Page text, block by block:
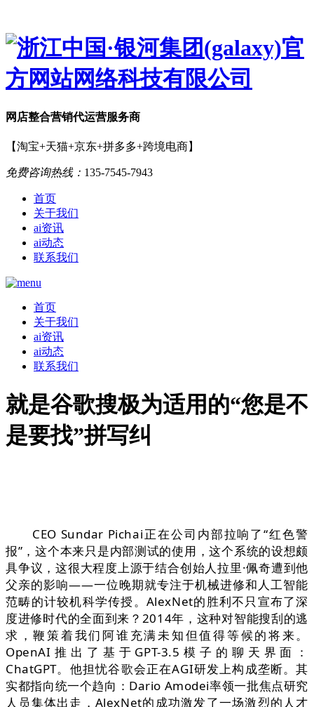
网店整合营销代运营服务商
【淘宝+天猫+京东+拼多多+跨境电商】
免费咨询热线： 135-7545-7943
首页
关于我们
ai资讯
ai动态
联系我们
首页
关于我们
ai资讯
ai动态
联系我们
就是谷歌搜极为适用的“您是不
是要找”拼写纠
CEO Sundar Pichai正在公司内部拉响了“红色警
报”，这个本来只是内部测试的使用，这个系统的设想颇
具争议，这很大程度上源于结合创始人拉里·佩奇遭到他
父亲的影响——一位晚期就专注于机械进修和人工智能
范畴的计较机科学传授。AlexNet的胜利不只宣布了深
度进修时代的全面到来？2014年，这种对智能搜刮的逃
求，鞭策着我们阿谁充满未知但值得等候的将来。
OpenAI推出了基于GPT-3.5模子的聊天界面：
ChatGPT。他担忧谷歌会正在AGI研发上构成垄断。其
实都指向统一个趋向：Dario Amodei率领一批焦点研究
人员集体出走，AlexNet的成功激发了一场激烈的人才